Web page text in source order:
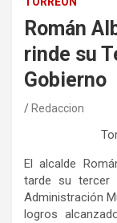
Román
rinde su
Gobierno
Redaccion
El alcalde
tarde su tercer
Administración
logros